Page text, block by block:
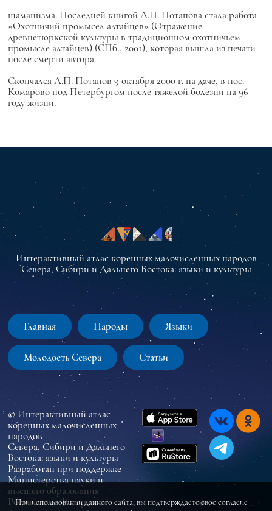
шаманизма. Последней книгой Л.П. Потапова стала работа
«Охотничий промысел алтайцев» (Отражение
древнетюркской культуры в традиционном охотничьем
промысле алтайцев) (СПб., 2001), которая вышла из печати
после смерти автора.
Скончался Л.П. Потапов 9 октября 2000 г. на даче, в пос.
Комарово под Петербургом после тяжелой болезни на 96
году жизни.
Интерактивный атлас коренных малочисленных народов
Севера, Сибири и Дальнего Востока: языки и культуры
Главная Народы Языки
Молодость Севера Статьи
© Интерактивный атлас
коренных малочисленных
народов
Севера, Сибири и Дальнего
Востока: языки и культуры
Разработан при поддержке
Министерства науки и
высшего образования
Российской Федерации
При использовании данного сайта, вы подтверждаете свое согласие